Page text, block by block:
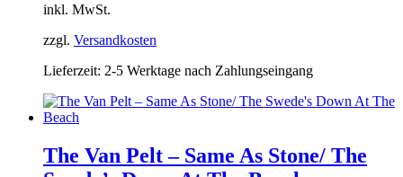
inkl. MwSt.
zzgl. Versandkosten
Lieferzeit: 2-5 Werktage nach Zahlungseingang
The Van Pelt ‎– Same As Stone/ The